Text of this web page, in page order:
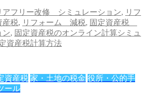
アフリー改修 シミュレーション, リフ
税, リフォーム 減税, 固定資産税
ン, 固定資産税のオンライン計算シミュ
資産税計算方法
資産税 家・土地の税金 役所・公的手
ール